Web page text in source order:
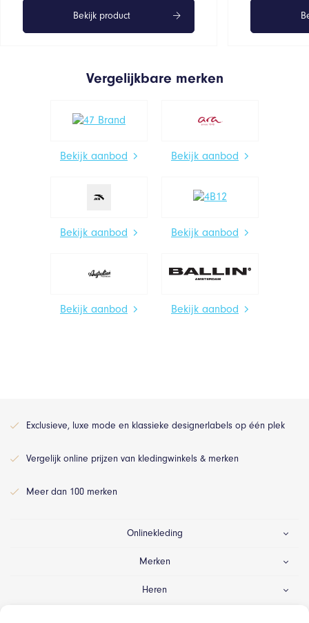
Bekijk product
Vergelijkbare merken
Bekijk aanbod Bekijk aanbod
Bekijk aanbod Bekijk aanbod
Bekijk aanbod Bekijk aanbod
Exclusieve, luxe mode en klassieke designerlabels op één plek
Vergelijk online prijzen van kledingwinkels & merken
Meer dan 100 merken
Onlinekleding
Merken
Heren